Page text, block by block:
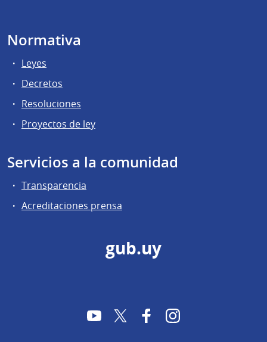
Normativa
Leyes
Decretos
Resoluciones
Proyectos de ley
Servicios a la comunidad
Transparencia
Acreditaciones prensa
gub.uy
YouTubeTwitter FacebookInstagram